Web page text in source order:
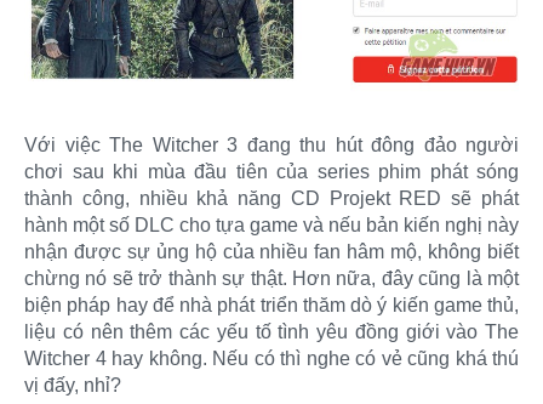
Với việc The Witcher 3 đang thu hút đông đảo người
chơi sau khi mùa đầu tiên của series phim phát sóng
thành công, nhiều khả năng CD Projekt RED sẽ phát
hành một số DLC cho tựa game và nếu bản kiến nghị này
nhận được sự ủng hộ của nhiều fan hâm mộ, không biết
chừng nó sẽ trở thành sự thật. Hơn nữa, đây cũng là một
biện pháp hay để nhà phát triển thăm dò ý kiến game thủ,
liệu có nên thêm các yếu tố tình yêu đồng giới vào The
Witcher 4 hay không. Nếu có thì nghe có vẻ cũng khá thú
vị đấy, nhỉ?​